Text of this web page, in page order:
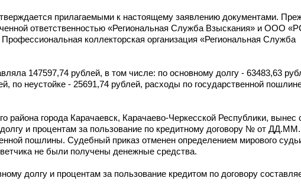
прилагаемыми к настоящему заявлению документами.
ответственностью «Региональная Служба Взыскания» и ООО
коллекторская организация «Региональная Служба
147597,74 рублей, в том числе: по основному долгу - 63483,63
по неустойке - 25691,74 рублей, расходы по государственной
района города Карачаевск, Карачаево-Черкесской Республики,
и процентам за пользование по кредитному договору № от
пошлины. Судебный приказ отменен определением мирового
не были получены денежные средства.
долгу и процентам за пользование кредитом по договору